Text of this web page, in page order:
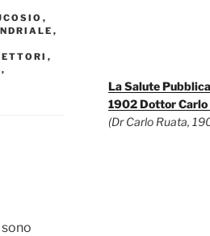
,
,
,
,
La Salute
1902 Dottor Carlo
(Dr Carlo Ruata,